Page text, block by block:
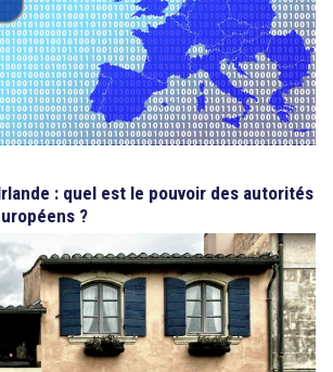
: quel est le pouvoir des autorités
?